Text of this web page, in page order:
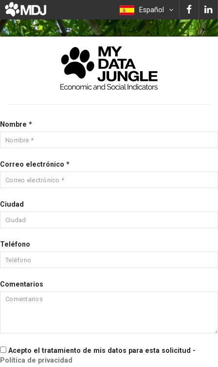
Español
Nombre *
Correo electrónico *
Ciudad
Teléfono
Comentarios
Acepto el tratamiento de mis datos para esta solicitud -
Política de privacidad